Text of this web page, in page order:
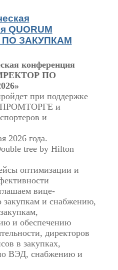
QUORUM
ЗАКУПКАМ
конференция
ПО
при поддержке
и
и
2026 года.
tree by Hilton
оптимизации и
вице-
закупкам и снабжению,
и обеспечению
директоров
в закупках,
ВЭД, снабжению и